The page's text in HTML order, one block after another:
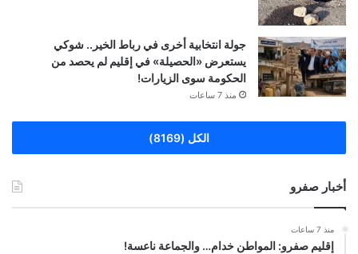
جولة انتخابية أخرى في رباط الخير.. شوكي
يستعرض «الحصيلة» في إقليم لم يحصد من
الحكومة سوى الزيارات!
منذ 7 ساعات
الكل (8169)
أخبار صفرو
منذ 7 ساعات
إقليم صفرو: المواطن خدام… والجماعة ناعسة!